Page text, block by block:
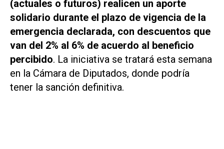
(actuales o futuros) realicen un aporte
solidario durante el plazo de vigencia de la
emergencia declarada, con descuentos que
van del 2% al 6% de acuerdo al beneficio
percibido. La iniciativa se tratará esta semana
en la Cámara de Diputados, donde podría
tener la sanción definitiva.